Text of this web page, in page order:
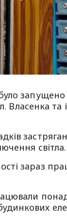
запущено
Власенка та
світла.
зараз